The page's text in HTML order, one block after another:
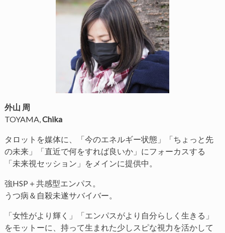
外山 周
TOYAMA, Chika
タロットを媒体に、「今のエネルギー状態」「ちょっと先
の未来」「直近で何をすれば良いか」にフォーカスする
「未来視セッション」をメインに提供中。
強HSP＋共感型エンパス。
うつ病＆自殺未遂サバイバー。
「女性がより輝く」「エンパスがより自分らしく生きる」
をモットーに、持って生まれた少しスピな視力を活かして